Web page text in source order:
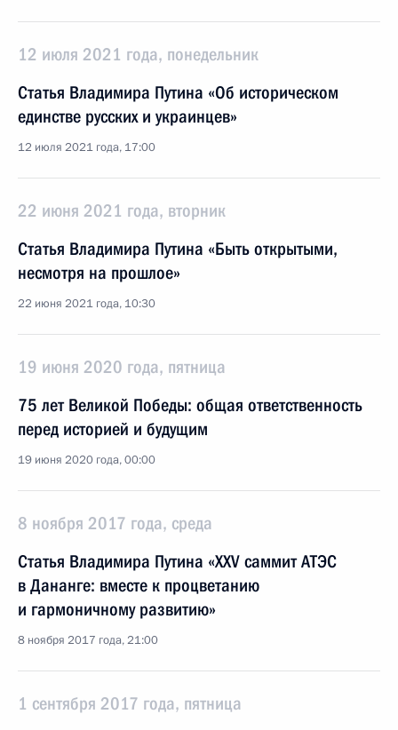
12 июля 2021 года, понедельник
Статья Владимира Путина «Об историческом
единстве русских и украинцев»
12 июля 2021 года, 17:00
22 июня 2021 года, вторник
Статья Владимира Путина «Быть открытыми,
несмотря на прошлое»
22 июня 2021 года, 10:30
19 июня 2020 года, пятница
75 лет Великой Победы: общая ответственность
перед историей и будущим
19 июня 2020 года, 00:00
8 ноября 2017 года, среда
Статья Владимира Путина «XXV саммит АТЭС
в Дананге: вместе к процветанию
и гармоничному развитию»
8 ноября 2017 года, 21:00
1 сентября 2017 года, пятница